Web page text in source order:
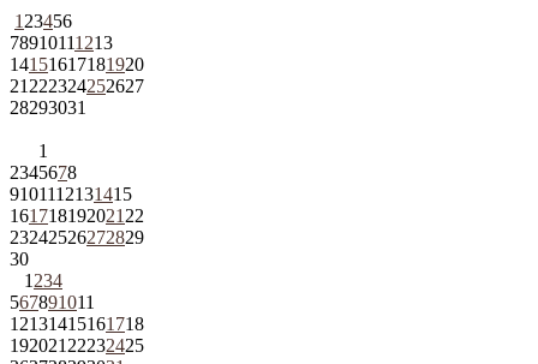
1 23456
78910111213
14151617181920
21 222324252627
28293031
1
2345678
9101112131415
161718192021 22
23242526272829
30
1 234
567891011
12131415161718
192021 22232425